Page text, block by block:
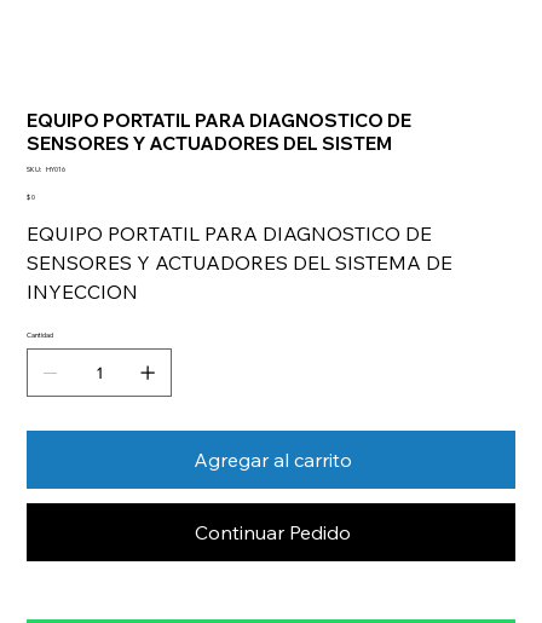
EQUIPO PORTATIL PARA DIAGNOSTICO DE
SENSORES Y ACTUADORES DEL SISTEM
SKU: SKU
HY016
Precio
$ 0
EQUIPO PORTATIL PARA DIAGNOSTICO DE
SENSORES Y ACTUADORES DEL SISTEMA DE
INYECCION
Cantidad
Agregar al carrito
Continuar Pedido